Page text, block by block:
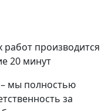
работ производится
20 минут
– мы полностью
за